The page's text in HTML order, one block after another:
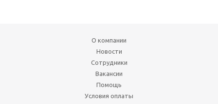
О компании
Новости
Сотрудники
Вакансии
Помощь
Условия оплаты